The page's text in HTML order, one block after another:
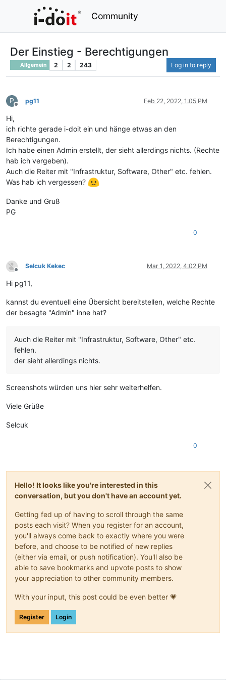
Community
Der Einstieg - Berechtigungen
Allgemein 2 2 243 Log in to reply
P
Offline
pg11 Feb 22, 2022, 1:05 PM
Hi,
ich richte gerade i-doit ein und hänge etwas an den
Berechtigungen.
Ich habe einen Admin erstellt, der sieht allerdings nichts. (Rechte
hab ich vergeben).
Auch die Reiter mit "Infrastruktur, Software, Other" etc. fehlen.
Was hab ich vergessen?
Danke und Gruß
PG
0
Offline
Selcuk Kekec Mar 1, 2022, 4:02 PM
Hi pg11,
kannst du eventuell eine Übersicht bereitstellen, welche Rechte
der besagte "Admin" inne hat?
Auch die Reiter mit "Infrastruktur, Software, Other" etc.
fehlen.
der sieht allerdings nichts.
Screenshots würden uns hier sehr weiterhelfen.
Viele Grüße
Selcuk
0
Hello! It looks like you're interested in this
conversation, but you don't have an account yet.
Getting fed up of having to scroll through the same
posts each visit? When you register for an account,
you'll always come back to exactly where you were
before, and choose to be notified of new replies
(either via email, or push notification). You'll also be
able to save bookmarks and upvote posts to show
your appreciation to other community members.
With your input, this post could be even better 💗
Register Login